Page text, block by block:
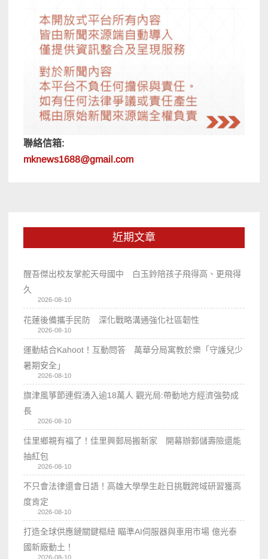
聯絡信箱:
mknews1688@gmail.com
近期文章
醒吾傑出校友掌舵天母國中 白玉鈴陪孩子飛得高、更飛得
久
2026-08-10
花蓮後備攜手民防 深化戰略溝通強化社區韌性
2026-08-10
運動結合Kahoot！互動問答 萬華分局寓教於樂「守護兒少
暑期安全」
2026-08-10
旗津風箏節連假湧入逾18萬人 觀光局:帶動地方經濟強勢成
長
2026-08-10
佳里鄉親有福了！佳里興郵局搬新家 開幕辦郵儲壽險還能
抽紅包
2026-08-10
不只會法律還會日語！高雄大學學生赴日挑戰跨域研習獲高
度肯定
2026-08-10
打造全球供應鏈關鍵樞紐 瞄準AI伺服器與車用市場 億光泰
國新廠動土！
2026-08-10